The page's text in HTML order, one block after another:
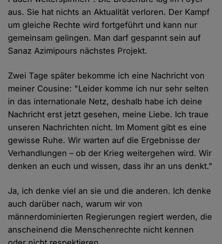
aus. Sie hat nichts an Aktualität verloren. Der Kampf
um gleiche Rechte wird fortgeführt und kann nur
gemeinsam gelingen. Man darf gespannt sein auf
Sanaz Azimipours nächstes Projekt.
Zwei Tage später bekomme ich eine Nachricht von
meiner Cousine: "Leider komme ich nur sehr selten
in das internationale Netz, deshalb habe ich deine
Nachricht erst jetzt gesehen, meine Liebe. Ich traue
unseren Nachrichten nicht. Im Moment gibt es eine
gewisse Ruhe. Wir warten auf die Ergebnisse der
Verhandlungen – ob der Krieg weitergehen wird. Wir
denken an euch und wissen, dass ihr an uns denkt."
Ja, ich denke viel an sie und die anderen. Ich denke
auch darüber nach, warum wir von
männerdominierten Regierungen regiert werden, die
anscheinend die Menschenrechte nicht kennen